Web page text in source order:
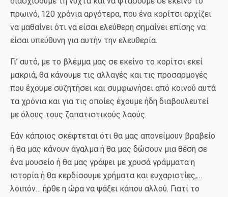
πρωινό, 120 χρόνια αργότερα, που ένα κορίτσι αρχίζει
να μαθαίνει ότι να είσαι ελεύθερη σημαίνει επίσης να
είσαι υπεύθυνη για αυτήν την ελευθερία.
Γι’ αυτό, με το βλέμμα μας σε εκείνο το κορίτσι εκεί
μακριά, θα κάνουμε τις αλλαγές και τις προσαρμογές
που έχουμε συζητήσει και συμφωνήσει από κοινού αυτά
τα χρόνια και για τις οποίες έχουμε ήδη διαβουλευτεί
με όλους τους ζαπατιστικούς λαούς.
Εάν κάποιος σκέφτεται ότι θα μας απονείμουν βραβείο
ή θα μας κάνουν άγαλμα ή θα μας δώσουν μια θέση σε
ένα μουσείο ή θα μας γράψει με χρυσά γράμματα η
ιστορία ή θα κερδίσουμε χρήματα και ευχαριστίες,…
λοιπόν… ήρθε η ώρα να ψάξει κάπου αλλού. Γιατί το